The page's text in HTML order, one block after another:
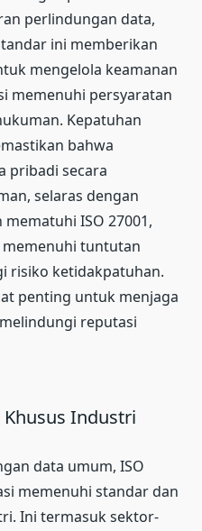
perlindungan data,
ini memberikan
mengelola keamanan
memenuhi persyaratan
Kepatuhan
bahwa
pribadi secara
selaras dengan
ISO 27001,
tuntutan
risiko ketidakpatuhan.
penting untuk menjaga
reputasi
Industri
data umum, ISO
memenuhi standar dan
Ini termasuk sektor-